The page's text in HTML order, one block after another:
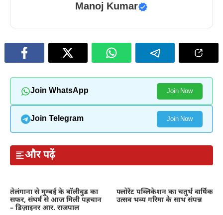
Manoj Kumar
Join WhatsApp Join Now
Join Telegram Join Now
और पढ़ें
तेलंगाना से मुम्बई के बॉलीवुड का
सफर, संघर्ष से आज मिली पहचान
– डिज़ाइनर आर. राजपाल
फ्लोरेंट पब्लिकेशन का चतुर्थ वार्षिक
उत्सव भव्य गरिमा के साथ संपन्न